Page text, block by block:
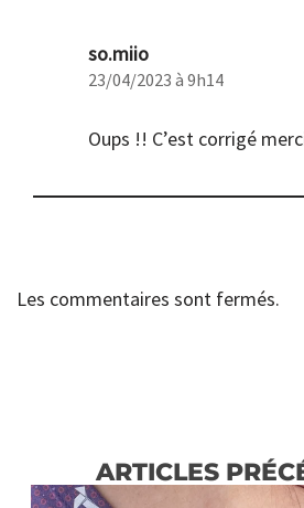
so.miio
23/04/2023 à 9h14
Oups !! C’est corrigé
Les commentaires sont fermés.
ARTICLES